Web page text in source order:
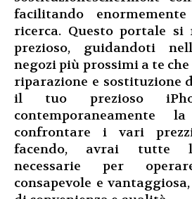
facilitando
ricerca. Questo portale
prezioso, guidandoti
negozi più prossimi a te
riparazione e sostituzione
il tuo prezioso
contemporaneamente
confrontare i vari
facendo, avrai tutte
necessarie per
consapevole e